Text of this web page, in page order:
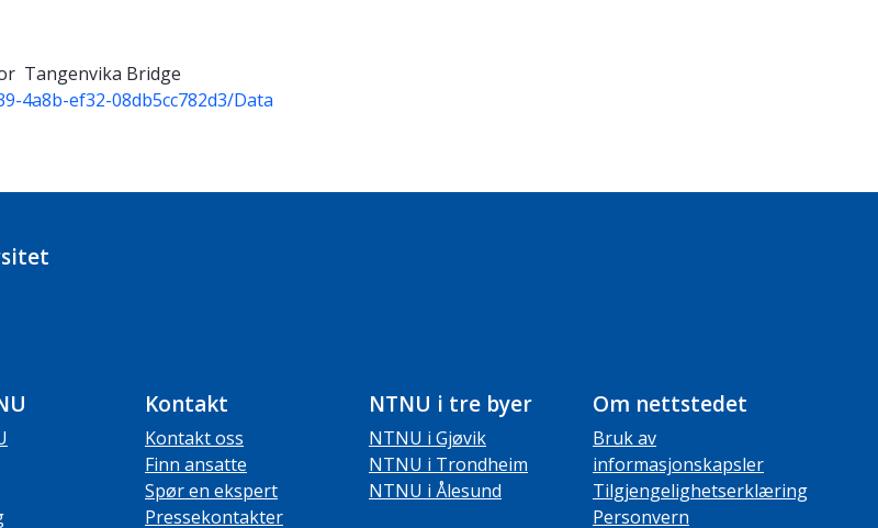
Tangenvika Bridge
4a8b-ef32-08db5cc782d3/Data
Kontakt
Kontakt oss
Finn ansatte
Spør en ekspert
Pressekontakter
NTNU i tre byer
NTNU i Gjøvik
NTNU i Trondheim
NTNU i Ålesund
Om nettstedet
Bruk av
informasjonskapsler
Tilgjengelighetserklæring
Personvern